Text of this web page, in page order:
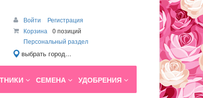
Войти
Регистрация
Корзина
0 позиций
Персональный раздел
выбрать город...
СЕМЕНА УДОБРЕНИЯ